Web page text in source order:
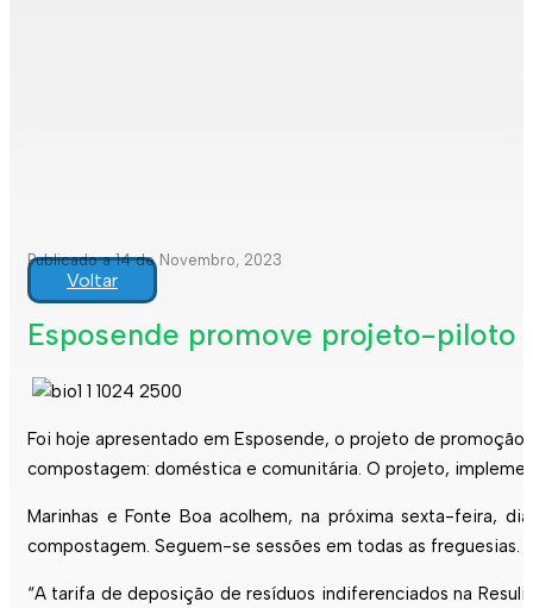
Publicado a 14 de Novembro, 2023
Voltar
Esposende promove projeto-piloto
Foi hoje apresentado em Esposende, o projeto de promoção
compostagem: doméstica e comunitária. O projeto,
Marinhas e Fonte Boa acolhem, na próxima sexta-feira,
compostagem. Seguem-se sessões em todas as
“A tarifa de deposição de resíduos indiferenciados na